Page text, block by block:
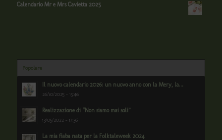
Calendario Mr e Mrs Cavietta 2025
Popolare
Il nuovo calendario 2026: un nuovo anno con la Mery, la...
26/10/2025 - 15:46
Realizzazione di “Non siamo mai soli”
13/05/2022 - 17:36
La mia fiaba nata per la Folktaleweek 2024